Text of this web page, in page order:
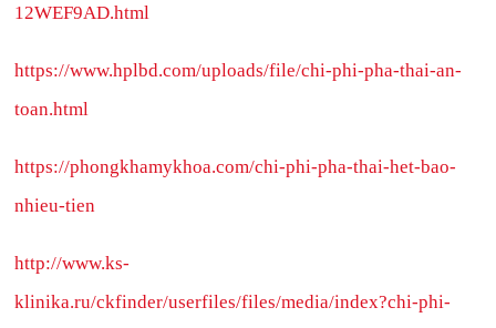
12WEF9AD.html
https://www.hplbd.com/uploads/file/chi-phi-pha-thai-an-
toan.html
https://phongkhamykhoa.com/chi-phi-pha-thai-het-bao-
nhieu-tien
http://www.ks-
klinika.ru/ckfinder/userfiles/files/media/index?chi-phi-